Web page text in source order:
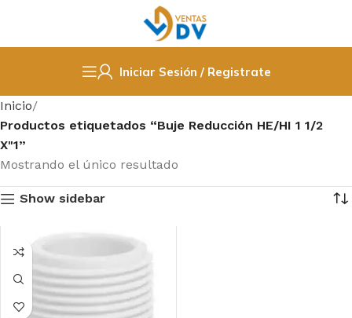
Iniciar Sesión / Registrate
Inicio
Productos etiquetados “Buje Reducción HE/HI 1 1/2
X"1”
Mostrando el único resultado
Show sidebar